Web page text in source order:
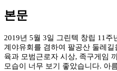
본문
2019년 5월 3일 그린텍 창립 11
계야유회를 겸하여 팔공산 둘레
육과 모범근로자 시상, 족구게임
모습이 너무 보기 좋았습니다. 아